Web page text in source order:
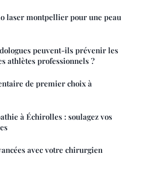
laser montpellier pour une peau
peuvent-ils prévenir les
athlètes professionnels ?
de premier choix à
à Échirolles : soulagez vos
avec votre chirurgien